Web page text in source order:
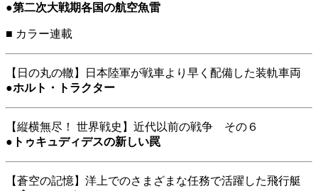
●第二次大戦期各国の航空魚雷
■ カラー連載
【日の丸の轍】日本陸軍が戦車より早く配備した装軌車両
●ホルト・トラクター
【縦横無尽！ 世界戦史】近代以前の戦争 その６
● トゥキュディデスの新しい罠
【蒼空の記憶】洋上でのさまざまな任務で活躍した飛行艇